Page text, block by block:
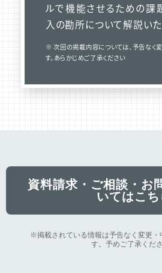
ルで機能させるための課
入の勘所について解説いた
※ 次回の掲載内容については、予告なく
す。あらかじめご了承ください
資料請求・ご相談・お
いてはこち
※掲載されている情報は予告なく変更・
す。予めご了承くださ